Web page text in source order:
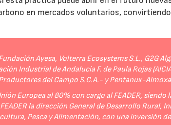
en mercados voluntarios,
Ayesa, Volterra Ecosystems S.L., G2G
Industrial de Andalucía F. de Paula Rojas
del Campo S.C.A.- y Pentanux-
Europea al 80% con cargo al FEADER, siendo
la dirección General de Desarrollo Rural,
Pesca y Alimentación, con una inversión